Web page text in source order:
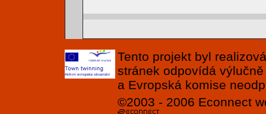
Tento projekt byl
stránek odpovídá
a Evropská komise
©2003 - 2006 Econnect